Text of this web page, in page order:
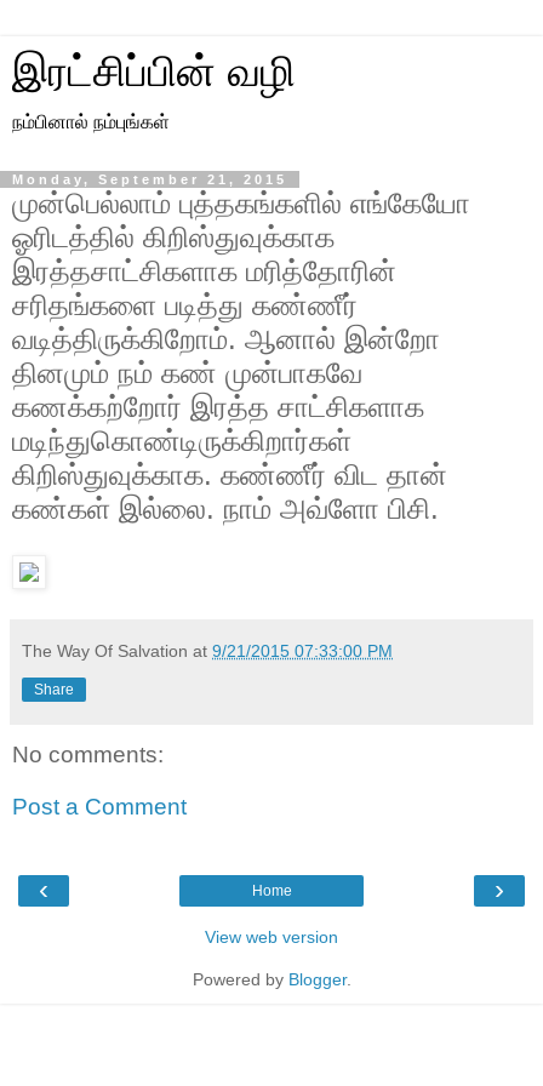
இரட்சிப்பின் வழி
நம்பினால் நம்புங்கள்
Monday, September 21, 2015
முன்பெல்லாம் புத்தகங்களில் எங்கேயோ
ஓரிடத்தில் கிறிஸ்துவுக்காக
இரத்தசாட்சிகளாக மரித்தோரின்
சரிதங்களை படித்து கண்ணீர்
வடித்திருக்கிறோம். ஆனால் இன்றோ
தினமும் நம் கண் முன்பாகவே
கணக்கற்றோர் இரத்த சாட்சிகளாக
மடிந்துகொண்டிருக்கிறார்கள்
கிறிஸ்துவுக்காக‌. கண்ணீர் விட தான்
கண்கள் இல்லை. நாம் அவ்ளோ பிசி.
The Way Of Salvation at 9/21/2015 07:33:00 PM
Share
No comments:
Post a Comment
‹ ›
Home
View web version
Powered by Blogger.